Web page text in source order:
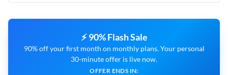
⚡ 90% Flash Sale
90% off your first month on monthly plans. Your personal
30-minute offer is live now.
OFFER ENDS IN: